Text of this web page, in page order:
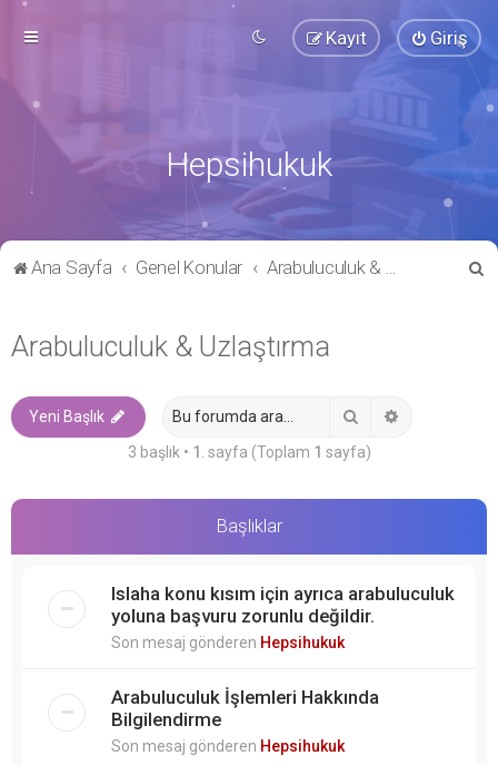
Giriş
Kayıt
Hepsihukuk
Ana Sayfa Genel Konular Arabuluculuk & Uzlaştırma
Arabuluculuk & Uzlaştırma
Yeni Başlık
3 başlık • 1 . sayfa (Toplam 1 sayfa)
Başlıklar
Islaha konu kısım için ayrıca arabuluculuk
yoluna başvuru zorunlu değildir.
Son mesaj gönderen Hepsihukuk
Arabuluculuk İşlemleri Hakkında
Bilgilendirme
Son mesaj gönderen Hepsihukuk